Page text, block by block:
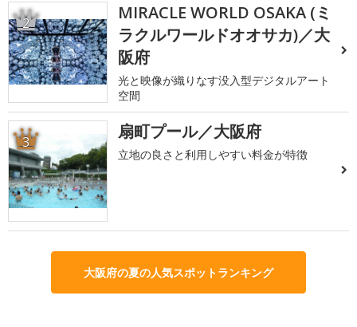
2
MIRACLE WORLD OSAKA (ミ
ラクルワールドオオサカ)／大
阪府
光と映像が織りなす没入型デジタルアート
空間
3 扇町プール／大阪府
立地の良さと利用しやすい料金が特徴
大阪府の夏の人気スポットランキング